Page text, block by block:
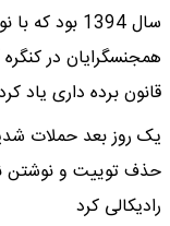
سال 1394
همجنسگرایان در
قانون برده داری یاد
یک روز بعد حملات
حذف توییت و نوشتن
رادیکالی کرد